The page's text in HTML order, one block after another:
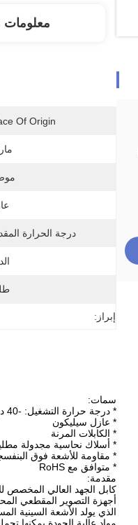
Of Origin:
درجة الحرارة
إبراز:
سمات:
* درجة حرارة التشغيل: -40 درجة مئوية - + 60 درجة مئوية
* عازل سيليكون
* الكابلات المرنة
* أسلاك نحاسية مجدولة
* مقاومة للأشعة فوق
* متوافق مع RoHS
مقدمة:
كابل الجهد العالي المخصص
أجهزة التصوير المقطعي
الذي يولد الأشعة السينية